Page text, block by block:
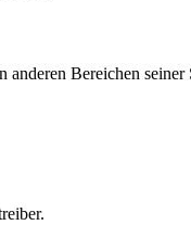
Bereichen